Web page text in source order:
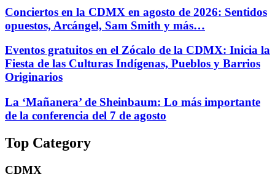
Conciertos en la CDMX en agosto de 2026: Sentidos
opuestos, Arcángel, Sam Smith y más…
Eventos gratuitos en el Zócalo de la CDMX: Inicia la
Fiesta de las Culturas Indígenas, Pueblos y Barrios
Originarios
La ‘Mañanera’ de Sheinbaum: Lo más importante
de la conferencia del 7 de agosto
Top Category
CDMX